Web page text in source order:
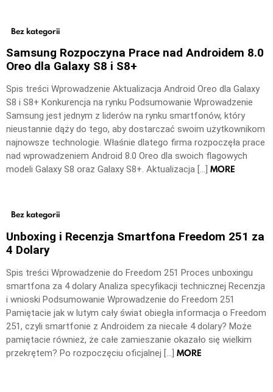
Bez kategorii
Samsung Rozpoczyna Prace nad Androidem 8.0
Oreo dla Galaxy S8 i S8+
Spis treści Wprowadzenie Aktualizacja Android Oreo dla Galaxy
S8 i S8+ Konkurencja na rynku Podsumowanie Wprowadzenie
Samsung jest jednym z liderów na rynku smartfonów, który
nieustannie dąży do tego, aby dostarczać swoim użytkownikom
najnowsze technologie. Właśnie dlatego firma rozpoczęła prace
nad wprowadzeniem Android 8.0 Oreo dla swoich flagowych
modeli Galaxy S8 oraz Galaxy S8+. Aktualizacja […] MORE
Bez kategorii
Unboxing i Recenzja Smartfona Freedom 251 za
4 Dolary
Spis treści Wprowadzenie do Freedom 251 Proces unboxingu
smartfona za 4 dolary Analiza specyfikacji technicznej Recenzja
i wnioski Podsumowanie Wprowadzenie do Freedom 251
Pamiętacie jak w lutym cały świat obiegła informacja o Freedom
251, czyli smartfonie z Androidem za niecałe 4 dolary? Może
pamiętacie również, że całe zamieszanie okazało się wielkim
przekrętem? Po rozpoczęciu oficjalnej […] MORE